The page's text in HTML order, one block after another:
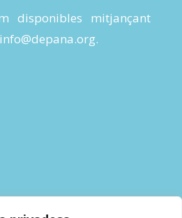
disponibles mitjançant
info@depana.org.